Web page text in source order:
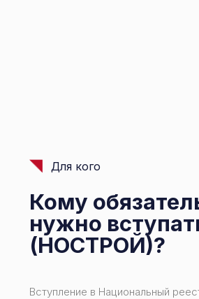
Для кого
Кому
нужно
(НОСТРОЙ)?
Вступление в Национальный